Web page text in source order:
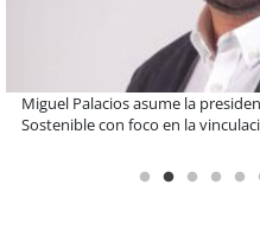
Educación y colaboración
encuentro reunió a líderes para